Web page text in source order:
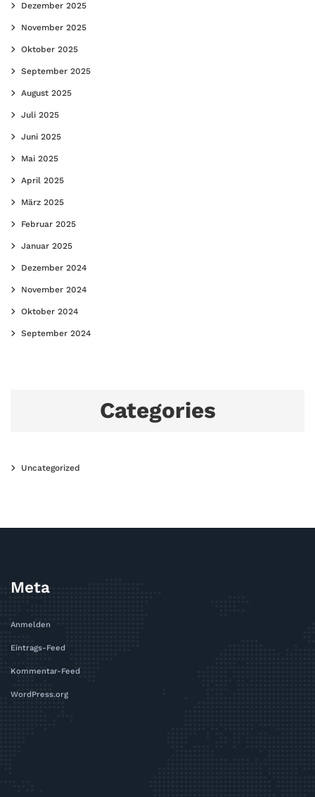
Dezember 2025
November 2025
Oktober 2025
September 2025
August 2025
Juli 2025
Juni 2025
Mai 2025
April 2025
März 2025
Februar 2025
Januar 2025
Dezember 2024
November 2024
Oktober 2024
September 2024
Categories
Uncategorized
Meta
Anmelden
Eintrags-Feed
Kommentar-Feed
WordPress.org